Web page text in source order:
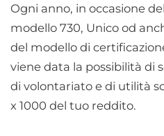
Ogni anno, in occasione
modello 730, Unico od
del modello di
viene data la possibilità di
di volontariato e di utilità
x 1000 del tuo reddito.